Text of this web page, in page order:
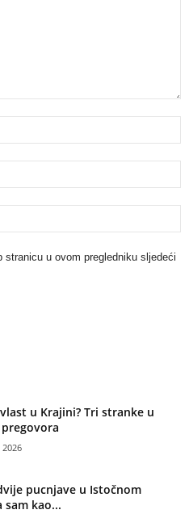
u ovom pregledniku sljedeći
u Krajini? Tri stranke u
pucnjave u Istočnom
sam kao...